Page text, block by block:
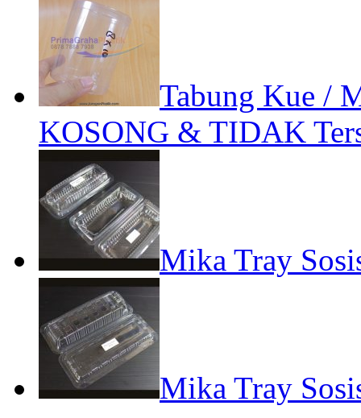
Tabung Kue /
KOSONG & TIDAK
Mika Tray
Mika Tray